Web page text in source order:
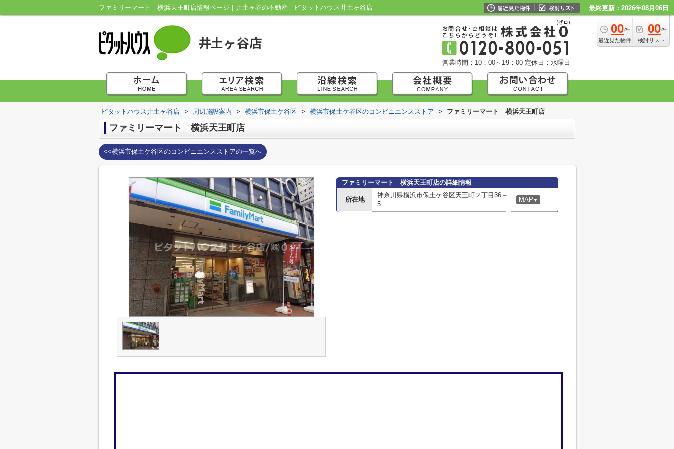
ファミリーマート 横浜天王町店情報ページ｜井土ヶ谷の不動産｜ピタットハウス井土ヶ谷店 最終更新：2026年08月06日
00件
最近見た物件
00件
検討リスト
営業時間：10：00～19：00 定休日：水曜日
ピタットハウス井土ヶ谷店 > 周辺施設案内 > 横浜市保土ケ谷区 > 横浜市保土ケ谷区のコンビニエンスストア > ファミリーマート 横浜天王町店
ファミリーマート 横浜天王町店
<<横浜市保土ケ谷区のコンビニエンスストアの一覧へ
ファミリーマート 横浜天王町店の詳細情報
所在地
神奈川県横浜市保土ケ谷区天王町２丁目36－
5
MAP ▼